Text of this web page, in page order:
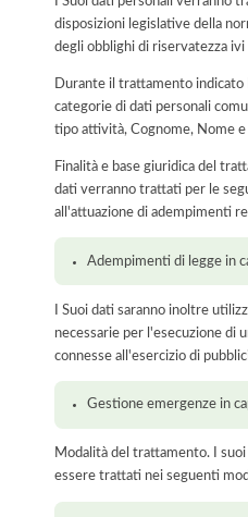
disposizioni legislative della
degli obblighi di riservatezza
Durante il trattamento
categorie di dati personali
tipo attività, Cognome, Nome
Finalità e base giuridica del
dati verranno trattati per le
all'attuazione di adempimenti
Adempimenti di legge in
I Suoi dati saranno inoltre
necessarie per l'esecuzione di
connesse all'esercizio di
Gestione emergenze in
Modalità del trattamento. I
essere trattati nei seguenti